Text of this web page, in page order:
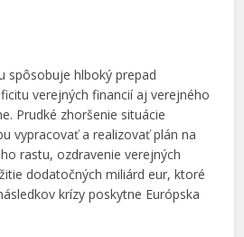
spôsobuje hlboký prepad
verejných financií aj verejného
Prudké zhoršenie situácie
vypracovať a realizovať plán na
rastu, ozdravenie verejných
dodatočných miliárd eur, ktoré
krízy poskytne Európska